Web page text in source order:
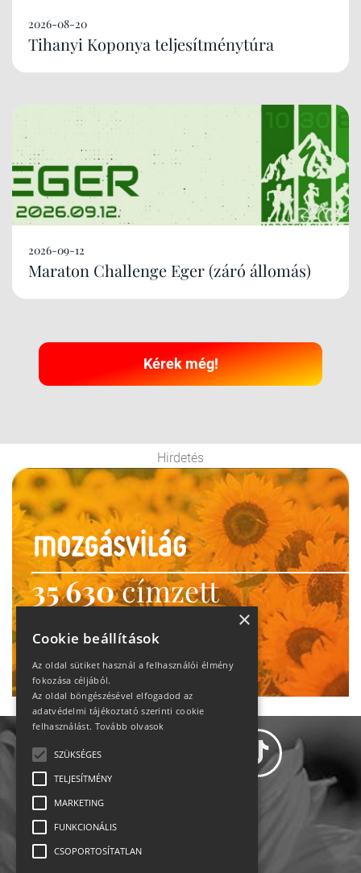
2026-08-20
Tihanyi Koponya teljesítménytúra
2026-09-12
Maraton Challenge Eger (záró állomás)
Kérek még!
Hirdetés
35 630címzett
heti motiváció
Ne maradj le!
Állásajánlatok
×
Cookie beállítások
Az oldal sütiket használ a felhasználói élmény
fokozása céljából.
Az oldal böngészésével elfogadod az
adatvédelmi tájékoztató szerinti cookie
felhasználást. Tovább olvasok
SZÜKSÉGES
TELJESÍTMÉNY
MARKETING
FUNKCIONÁLIS
CSOPORTOSÍTATLAN